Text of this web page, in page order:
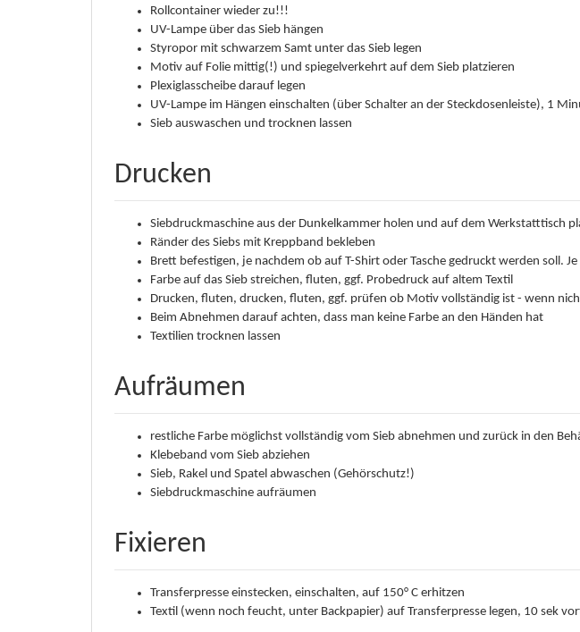
Rollcontainer wieder zu!!!
UV-Lampe über das Sieb hängen
Styropor mit schwarzem Samt unter das Sieb legen
Motiv auf Folie mittig(!) und spiegelverkehrt auf dem Sieb platzieren
Plexiglasscheibe darauf legen
UV-Lampe im Hängen einschalten (über Schalter an der Steckdosenleiste), 1
Sieb auswaschen und trocknen lassen
Drucken
Siebdruckmaschine aus der Dunkelkammer holen und auf dem Werkstatttisch
Ränder des Siebs mit Kreppband bekleben
Brett befestigen, je nachdem ob auf T-Shirt oder Tasche gedruckt werden soll.
Farbe auf das Sieb streichen, fluten, ggf. Probedruck auf altem Textil
Drucken, fluten, drucken, fluten, ggf. prüfen ob Motiv vollständig ist - wenn
Beim Abnehmen darauf achten, dass man keine Farbe an den Händen hat
Textilien trocknen lassen
Aufräumen
restliche Farbe möglichst vollständig vom Sieb abnehmen und zurück in den
Klebeband vom Sieb abziehen
Sieb, Rakel und Spatel abwaschen (Gehörschutz!)
Siebdruckmaschine aufräumen
Fixieren
Transferpresse einstecken, einschalten, auf 150° C erhitzen
Textil (wenn noch feucht, unter Backpapier) auf Transferpresse legen, 10 sek